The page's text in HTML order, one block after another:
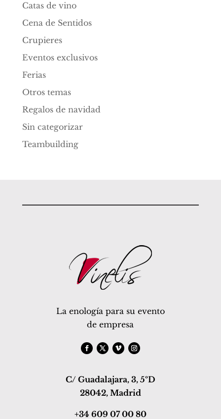
Catas de vino
Cena de Sentidos
Crupieres
Eventos exclusivos
Ferias
Otros temas
Regalos de navidad
Sin categorizar
Teambuilding
La enología para su evento
de empresa
C/ Guadalajara, 3, 5ºD
28042, Madrid
+34 609 07 00 80